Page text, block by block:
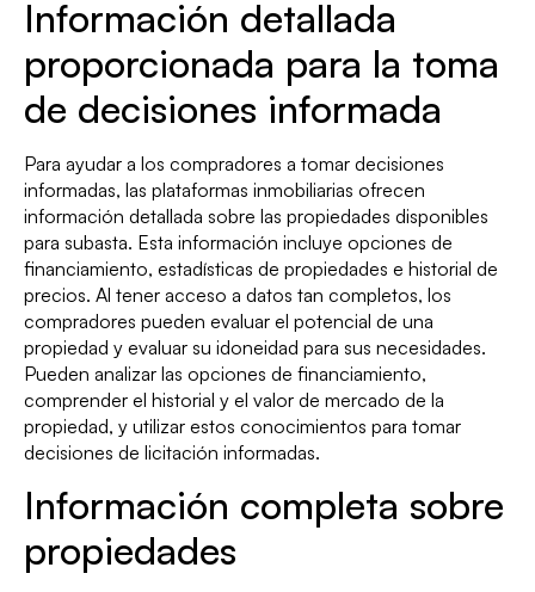
Información detallada
proporcionada para la toma
de decisiones informada
Para ayudar a los compradores a tomar decisiones
informadas, las plataformas inmobiliarias ofrecen
información detallada sobre las propiedades disponibles
para subasta. Esta información incluye opciones de
financiamiento, estadísticas de propiedades e historial de
precios. Al tener acceso a datos tan completos, los
compradores pueden evaluar el potencial de una
propiedad y evaluar su idoneidad para sus necesidades.
Pueden analizar las opciones de financiamiento,
comprender el historial y el valor de mercado de la
propiedad, y utilizar estos conocimientos para tomar
decisiones de licitación informadas.
Información completa sobre
propiedades